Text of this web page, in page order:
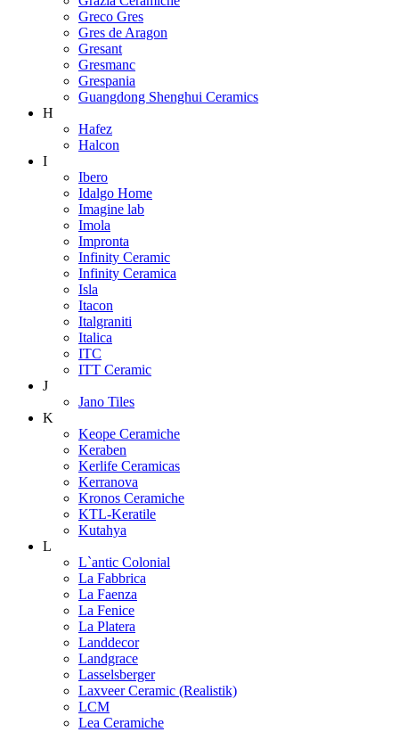
Greco Gres
Gres de Aragon
Gresant
Gresmanc
Grespania
Guangdong Shenghui Ceramics
H
Hafez
Halcon
I
Ibero
Idalgo Home
Imagine lab
Imola
Impronta
Infinity Ceramic
Infinity Ceramica
Isla
Itacon
Italgraniti
Italica
ITC
ITT Ceramic
J
Jano Tiles
K
Keope Ceramiche
Keraben
Kerlife Ceramicas
Kerranova
Kronos Ceramiche
KTL-Keratile
Kutahya
L
L`antic Colonial
La Fabbrica
La Faenza
La Fenice
La Platera
Landdecor
Landgrace
Lasselsberger
Laxveer Ceramic (Realistik)
LCM
Lea Ceramiche